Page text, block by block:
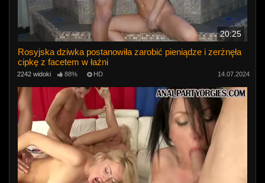
20:25
Rosyjska dziwka postanowiła zarobić pieniądze i zerżnęła
cipkę z facetem w łaźni
2242 widoki 88% HD 14.07.2024